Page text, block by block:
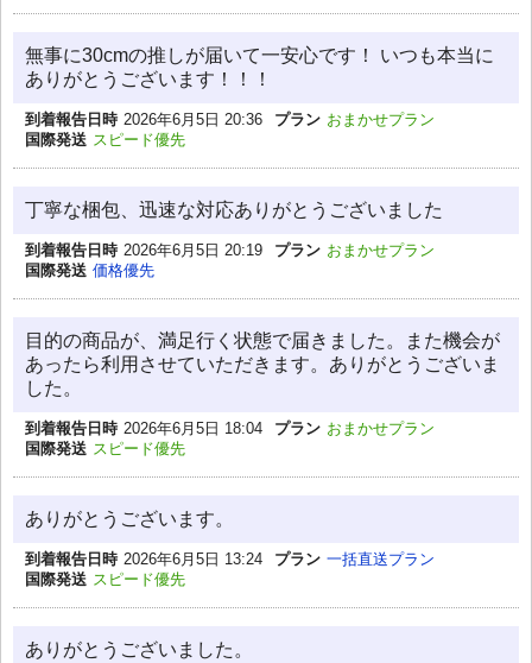
無事に30cmの推しが届いて一安心です！ いつも本当に
ありがとうございます！！！
到着報告日時 2026年6月5日 20:36 プラン おまかせプラン
国際発送 スピード優先
丁寧な梱包、迅速な対応ありがとうございました
到着報告日時 2026年6月5日 20:19 プラン おまかせプラン
国際発送 価格優先
目的の商品が、満足行く状態で届きました。また機会が
あったら利用させていただきます。ありがとうございま
した。
到着報告日時 2026年6月5日 18:04 プラン おまかせプラン
国際発送 スピード優先
ありがとうございます。
到着報告日時 2026年6月5日 13:24 プラン 一括直送プラン
国際発送 スピード優先
ありがとうございました。